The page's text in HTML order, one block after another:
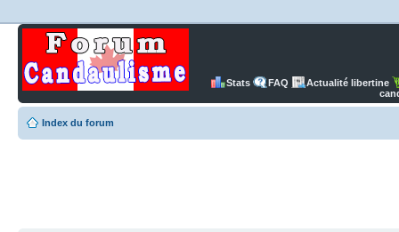
Stats FAQ
Actualité libertine
Index du forum